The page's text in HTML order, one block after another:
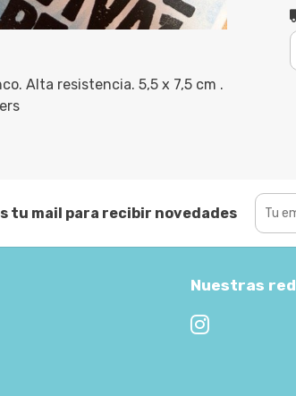
Alta resistencia. 5,5 x 7,5 cm .
tu mail para recibir novedades
Nuestras